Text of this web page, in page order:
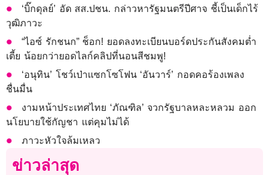
‘บิ๊กดุลย์’ อัด สส.ปชน. กล่าวหารัฐมนตรีปีศาจ ชี้เป็นเด็กไร้
วุฒิภาวะ
“ไอซ์ รักชนก” ช็อก! ยอดลงทะเบียนบอร์ดประกันสังคมต่ำ
เตี้ย น้อยกว่ายอดไลก์คลิปที่นอนสีชมพู!
‘อนุทิน’ โชว์เป่าแซกโซโฟน ‘อันวาร์’ กอดคอร้องเพลง
ชื่นมื่น
งามหน้าประเทศไทย ‘ภัณฑิล’ จวกรัฐบาลหละหลวม ออก
นโยบายใช้กัญชา แต่คุมไม่ได้
ภาวะหัวใจล้มเหลว
ข่าวล่าสุด